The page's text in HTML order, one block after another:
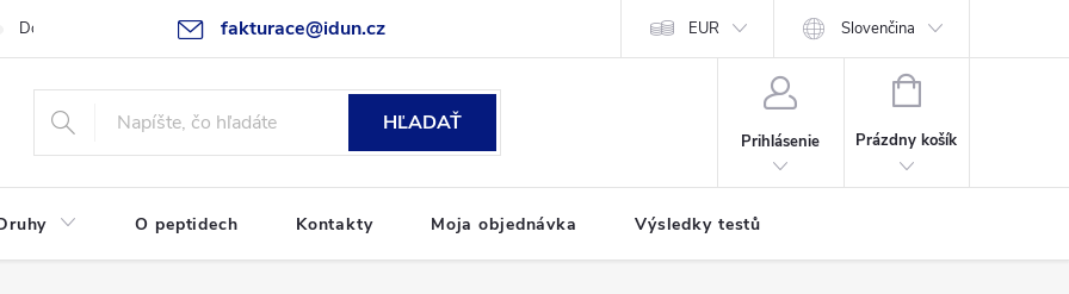
fakturace@idun.cz
Doprava a platba Moja objednávka EUR Slovenčina
HĽADAŤ
Prihlásenie
NÁKUPNÝ
Prázdny košík
O peptidech Kontakty Moja objednávka Výsledky testů